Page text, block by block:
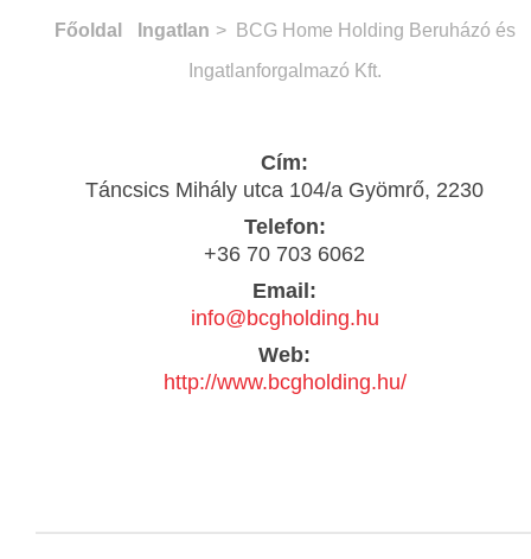
Főoldal Ingatlan > BCG Home Holding Beruházó és
Ingatlanforgalmazó Kft.
Cím:
Táncsics Mihály utca 104/a Gyömrő, 2230
Telefon:
+36 70 703 6062
Email:
info@bcgholding.hu
Web:
http://www.bcgholding.hu/